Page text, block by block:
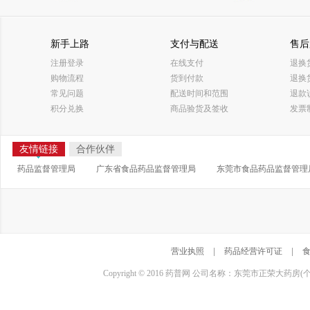
新手上路
注册登录
购物流程
常见问题
积分兑换
支付与配送
在线支付
货到付款
配送时间和范围
商品验货及签收
售
退换
退换
退款
发票
友情链接 合作伙伴
药品监督管理局 广东省食品药品监督管理局 东莞市食品药品监督管理
营业执照 药品经营许可证
Copyright © 2016 药普网 公司名称：东莞市正荣大药房(